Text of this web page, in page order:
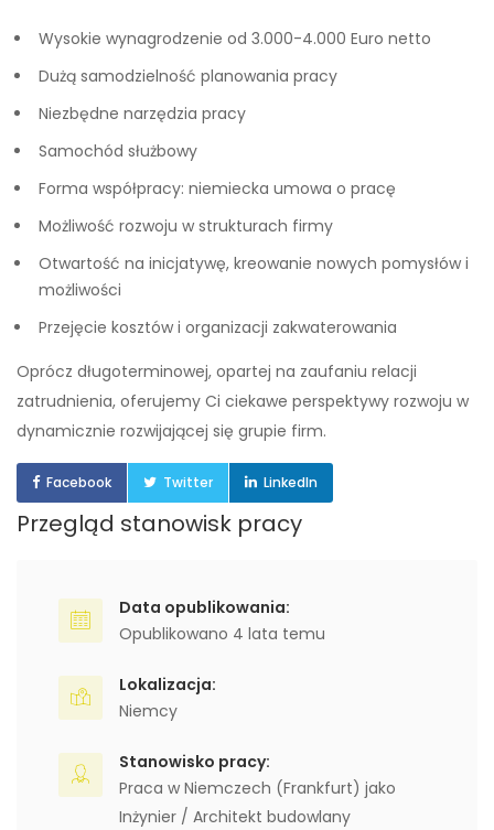
Wysokie wynagrodzenie od 3.000-4.000 Euro netto
Dużą samodzielność planowania pracy
Niezbędne narzędzia pracy
Samochód służbowy
Forma współpracy: niemiecka umowa o pracę
Możliwość rozwoju w strukturach firmy
Otwartość na inicjatywę, kreowanie nowych pomysłów i
możliwości
Przejęcie kosztów i organizacji zakwaterowania
Oprócz długoterminowej, opartej na zaufaniu relacji
zatrudnienia, oferujemy Ci ciekawe perspektywy rozwoju w
dynamicznie rozwijającej się grupie firm.
Facebook Twitter LinkedIn
Przegląd stanowisk pracy
Data opublikowania:
Opublikowano 4 lata temu
Lokalizacja:
Niemcy
Stanowisko pracy:
Praca w Niemczech (Frankfurt) jako
Inżynier / Architekt budowlany